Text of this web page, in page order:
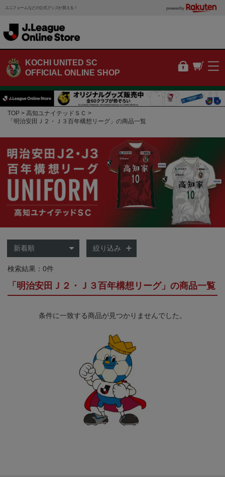
ユニフォームなどの公式グッズが買える！ powered by
KOCHI UNITED SC
OFFICIAL ONLINE SHOP
TOP
高知ユナイテッドＳＣ
「明治安田Ｊ２・Ｊ３百年構想リーグ」の商品一覧
絞り込み
検索結果：0件
「明治安田Ｊ２・Ｊ３百年構想リーグ」の商品一覧
条件に一致する商品が見つかりませんでした。